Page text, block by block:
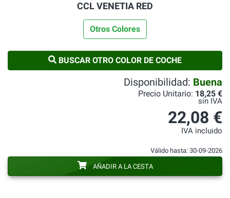
CCL VENETIA RED
Otros Colores
BUSCAR OTRO COLOR DE COCHE
Disponibilidad: Buena
Precio Unitario: 18,25 €
sin IVA
22,08 €
IVA incluido
Válido hasta: 30-09-2026
AÑADIR A LA CESTA